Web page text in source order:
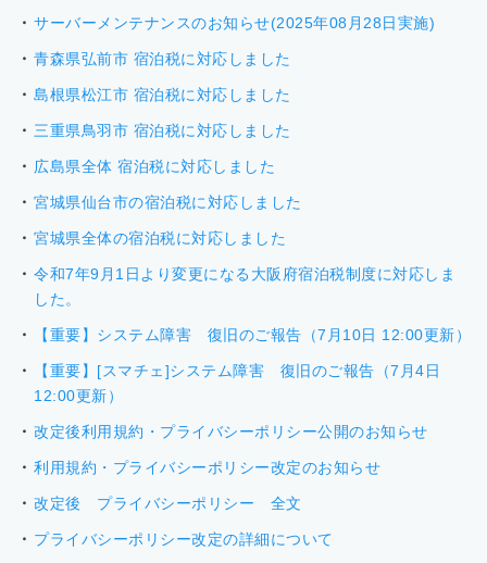
サーバーメンテナンスのお知らせ(2025年08月28日実施)
青森県弘前市 宿泊税に対応しました
島根県松江市 宿泊税に対応しました
三重県鳥羽市 宿泊税に対応しました
広島県全体 宿泊税に対応しました
宮城県仙台市の宿泊税に対応しました
宮城県全体の宿泊税に対応しました
令和7年9月1日より変更になる大阪府宿泊税制度に対応しま
した。
【重要】システム障害 復旧のご報告（7月10日 12:00更新）
【重要】[スマチェ]システム障害 復旧のご報告（7月4日
12:00更新）
改定後利用規約・プライバシーポリシー公開のお知らせ
利用規約・プライバシーポリシー改定のお知らせ
改定後 プライバシーポリシー 全文
プライバシーポリシー改定の詳細について